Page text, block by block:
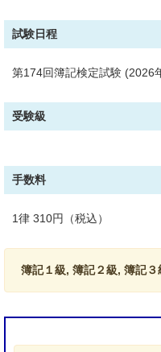
じめご了承くださ
ください。
人のみ入場を許可
試験会場への来場
の対応を取らせて
試験日程
第174回簿記検定試験 (2026
受験級
手数料
1律 310円（税込）
簿記１級, 簿記２級, 簿記３